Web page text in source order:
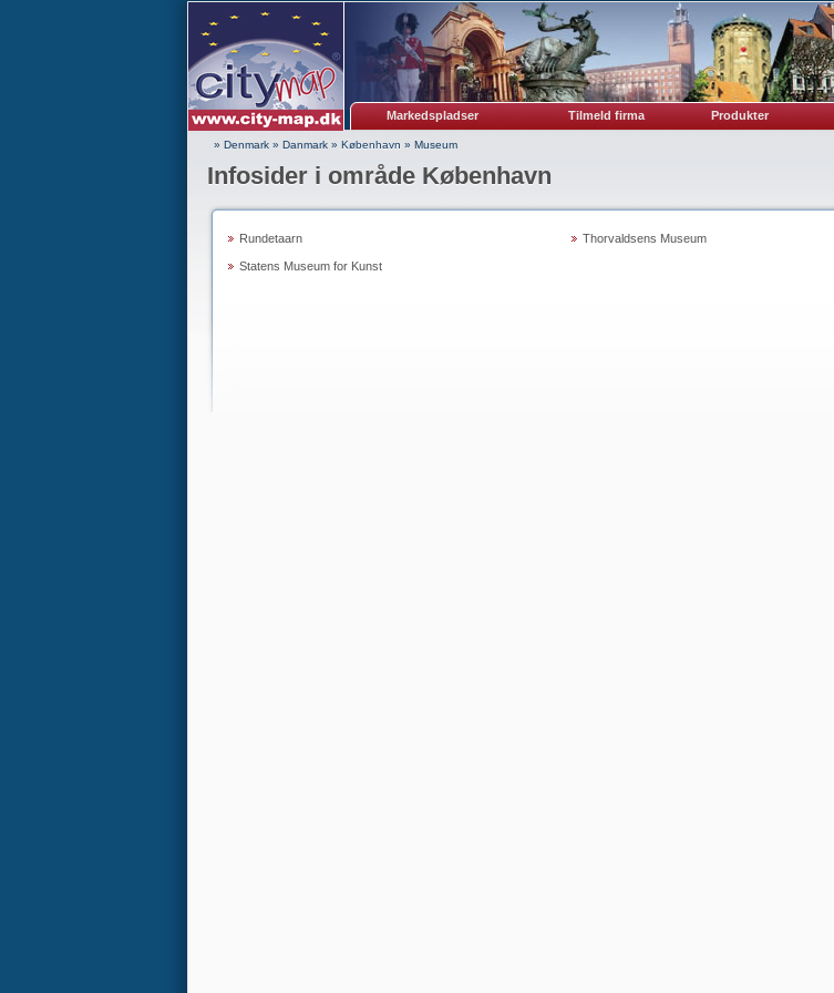
Markedspladser Tilmeld firma Produkter
» Denmark» Danmark» København » Museum
Infosider i område København
Rundetaarn Thorvaldsens Museum
Statens Museum for Kunst